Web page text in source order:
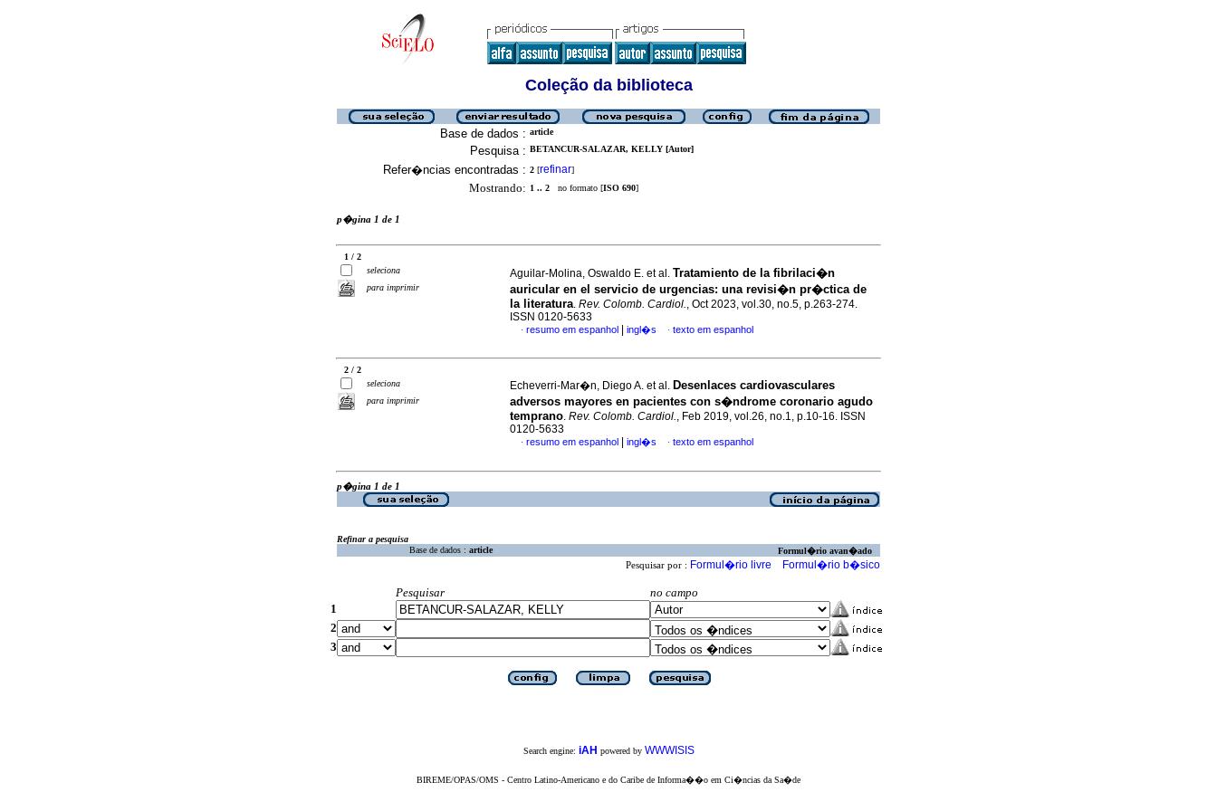
Coleção da biblioteca
Base de dados : article
Pesquisa : BETANCUR-SALAZAR, KELLY [Autor]
Refer�ncias encontradas : 2 [refinar]
Mostrando: 1 .. 2 no formato [ISO 690]
p�gina 1 de 1
1 / 2
seleciona
para imprimir
Aguilar-Molina, Oswaldo E. et al. Tratamiento de la fibrilaci�n
auricular en el servicio de urgencias: una revisi�n pr�ctica de
la literatura. Rev. Colomb. Cardiol., Oct 2023, vol.30, no.5, p.263-274.
ISSN 0120-5633
· resumo em espanhol ingl�s · texto em espanhol
2 / 2
seleciona
para imprimir
Echeverri-Mar�n, Diego A. et al. Desenlaces cardiovasculares
adversos mayores en pacientes con s�ndrome coronario agudo
temprano. Rev. Colomb. Cardiol., Feb 2019, vol.26, no.1, p.10-16. ISSN
0120-5633
· resumo em espanhol ingl�s · texto em espanhol
p�gina 1 de 1
Refinar a pesquisa
Base de dados : article Formul�rio avan�ado
Pesquisar por : Formul�rio livre Formul�rio b�sico
Pesquisar
no campo
1
2
3
Search engine: iAH powered by WWWISIS
BIREME/OPAS/OMS - Centro Latino-Americano e do Caribe de Informa��o em Ci�ncias da Sa�de